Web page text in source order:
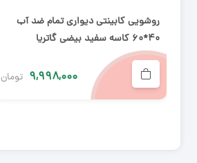
روشویی کابینتی دیواری تمام ضد آب
۴۰*۶۰ کاسه سفید بیضی گاتریا
۹,۹۹۸,۰۰۰ تومان